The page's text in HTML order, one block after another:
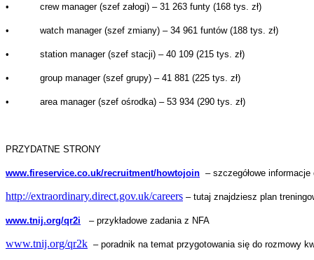
• crew manager (szef załogi) – 31 263 funty (168 tys. zł)
• watch manager (szef zmiany) – 34 961 funtów (188 tys. zł)
• station manager (szef stacji) – 40 109 (215 tys. zł)
• group manager (szef grupy) – 41 881 (225 tys. zł)
• area manager (szef ośrodka) – 53 934 (290 tys. zł)
PRZYDATNE STRONY
www.fireservice.co.uk/recruitment/howtojoin – szczegółowe
http://extraordinary.direct.gov.uk/careers – tutaj znajdziesz plan
www.tnij.org/qr2i – przykładowe zadania z NFA
www.tnij.org/qr2k – poradnik na temat przygotowania się do rozmowy